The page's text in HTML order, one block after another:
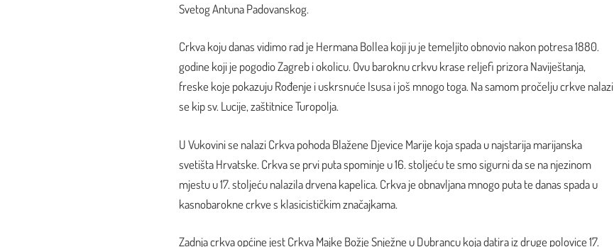
Svetog Antuna Padovanskog.
Crkva koju danas vidimo rad je Hermana Bollea koji ju je temeljito obnovio nakon potresa 1880.
godine koji je pogodio Zagreb i okolicu. Ovu baroknu crkvu krase reljefi prizora Naviještanja,
freske koje pokazuju Rođenje i uskrsnuće Isusa i još mnogo toga. Na samom pročelju crkve nalazi
se kip sv. Lucije, zaštitnice Turopolja.
U Vukovini se nalazi Crkva pohoda Blažene Djevice Marije koja spada u najstarija marijanska
svetišta Hrvatske. Crkva se prvi puta spominje u 16. stoljeću te smo sigurni da se na njezinom
mjestu u 17. stoljeću nalazila drvena kapelica. Crkva je obnavljana mnogo puta te danas spada u
kasnobarokne crkve s klasicističkim značajkama.
Zadnja crkva općine jest Crkva Majke Božje Snježne u Dubrancu koja datira iz druge polovice 17.